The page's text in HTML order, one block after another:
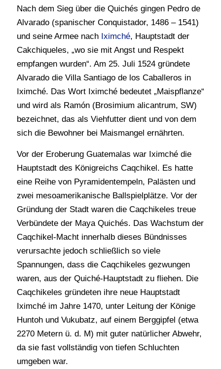
Nach dem Sieg über die Quichés gingen Pedro de
Alvarado (spanischer Conquistador, 1486 – 1541)
und seine Armee nach Iximché, Hauptstadt der
Cakchiqueles, „wo sie mit Angst und Respekt
empfangen wurden“. Am 25. Juli 1524 gründete
Alvarado die Villa Santiago de los Caballeros in
Iximché. Das Wort Iximché bedeutet „Maispflanze“
und wird als Ramón (Brosimium alicantrum, SW)
bezeichnet, das als Viehfutter dient und von dem
sich die Bewohner bei Maismangel ernährten.
Vor der Eroberung Guatemalas war Iximché die
Hauptstadt des Königreichs Caqchikel. Es hatte
eine Reihe von Pyramidentempeln, Palästen und
zwei mesoamerikanische Ballspielplätze. Vor der
Gründung der Stadt waren die Caqchikeles treue
Verbündete der Maya Quichés. Das Wachstum der
Caqchikel-Macht innerhalb dieses Bündnisses
verursachte jedoch schließlich so viele
Spannungen, dass die Caqchikeles gezwungen
waren, aus der Quiché-Hauptstadt zu fliehen. Die
Caqchikeles gründeten ihre neue Hauptstadt
Iximché im Jahre 1470, unter Leitung der Könige
Huntoh und Vukubatz, auf einem Berggipfel (etwa
2270 Metern ü. d. M) mit guter natürlicher Abwehr,
da sie fast vollständig von tiefen Schluchten
umgeben war.